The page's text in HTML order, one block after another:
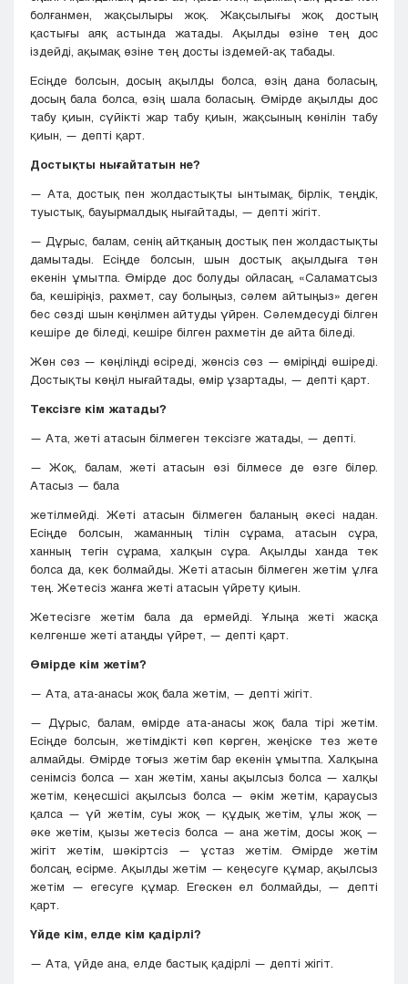
болғанмен, жақсылыры жоқ. Жақсылығы жоқ достың
қастығы аяқ астында жатады. Ақылды өзіне тең дос
іздейді, ақымақ өзіне тең досты іздемей-ақ табады.
Ecіңде болсын, досың ақылды болса, өзің дана боласың,
досың бала болса, өзің шала боласың. Өмірде ақылды дос
табу қиын, сүйікті жар табу қиын, жақсының көнілін табу
қиын, — депті қарт.
Достықты нығайтатын не?
— Ата, достық пен жолдастықты ынтымақ, бірлік, теңдік,
туыстық, бауырмалдық нығайтады, — депті жігіт.
— Дұрыс, балам, сенің айтқаның достық пен жолдастықты
дамытады. Eciңде болсын, шын достық ақылдыға тән
екенін ұмытпа. Өмірде дос болуды ойласаң, «Саламатсыз
ба, кешіріңіз, рахмет, сау болыңыз, сәлем айтыңыз» деген
бес сөзді шын көңілмен айтуды үйрен. Сәлемдесуді білген
кeшipe де біледі, кешіре білген рахметін де айта біледі.
Жөн сөз — көңіліңді өcipeді, жөнсіз сөз — өміріңді өшіреді.
Достықты көңіл нығайтады, өмір ұзартады, — депті қарт.
Тексізге кім жатады?
— Ата, жеті атасын білмеген тексізге жатады, — депті.
— Жоқ, балам, жеті атасын өзі білмесе де өзге білер.
Атасыз — бала
жетілмейді. Жеті атасын білмеген баланың әкeci надан.
Есіңде болсын, жаманның тілін сұрама, атасын сұра,
ханның тегін сұрама, халқын сұра. Ақылды ханда тек
болса да, кек болмайды. Жеті атасын білмеген жетім ұлға
тең. Жетесіз жанға жеті атасын үйрету қиын.
Жетесізге жетім бала да ермейді. Ұлыңа жеті жасқа
келгенше жеті атаңды үйрет, — депті қарт.
Өмірде кім жетім?
— Ата, ата-анасы жоқ бала жетім, — депті жігіт.
— Дұрыс, балам, өмірде ата-анасы жоқ бала тipi жетім.
Eciңдe болсын, жетімдікті көп көрген, жеңіске тез жете
алмайды. Өмірде тоғыз жетім бар екенін ұмытпа. Халқына
сeнiмciз болса — хан жетім, ханы ақылсыз болса — халқы
жетім, кеңесшісі ақылсыз болса — әкім жетім, қараусыз
қалса — үй жетім, суы жоқ — құдық жетім, ұлы жоқ —
әке жетім, қызы жетесіз болса — ана жетім, досы жоқ —
жігіт жетім, шәкіртсіз — ұстаз жетім. Өмірде жетім
болсаң, есірме. Ақылды жетім — кеңесуге құмap, ақылсыз
жетім — егесуге құмар. Егескен ел болмайды, — депті
қарт.
Үйде кім, елде кім қадірлі?
— Ата, үйде ана, елде бастық қадірлі — депті жігіт.